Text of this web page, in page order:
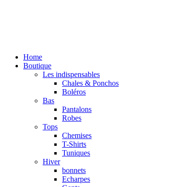
Home
Boutique
Les indispensables
Chales & Ponchos
Boléros
Bas
Pantalons
Robes
Tops
Chemises
T-Shirts
Tuniques
Hiver
bonnets
Echarpes